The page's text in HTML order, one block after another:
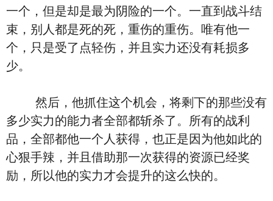
一个，但是却是最为阴险的一个。一直到战斗结
束，别人都是死的死，重伤的重伤。唯有他一
个，只是受了点轻伤，并且实力还没有耗损多
少。
然后，他抓住这个机会，将剩下的那些没有
多少实力的能力者全部都斩杀了。所有的战利
品，全部都他一个人获得，也正是因为他如此的
心狠手辣，并且借助那一次获得的资源已经奖
励，所以他的实力才会提升的这么快的。